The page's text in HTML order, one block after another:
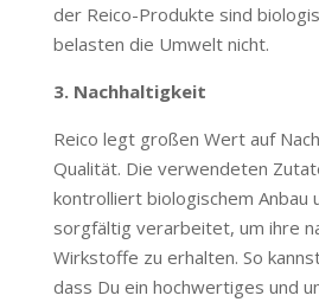
der Reico-Produkte sind
belasten die Umwelt nicht.
3. Nachhaltigkeit
Reico legt großen Wert auf
Qualität. Die verwendeten
kontrolliert biologischem Anbau
sorgfältig verarbeitet, um ihre
Wirkstoffe zu erhalten. So
dass Du ein hochwertiges und